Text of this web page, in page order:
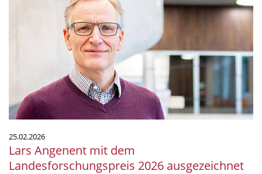
Landesforschungspreis
ausgezeichnet
25.02.2026
Lars Angenent mit dem
Landesforschungspreis 2026 ausgezeichnet